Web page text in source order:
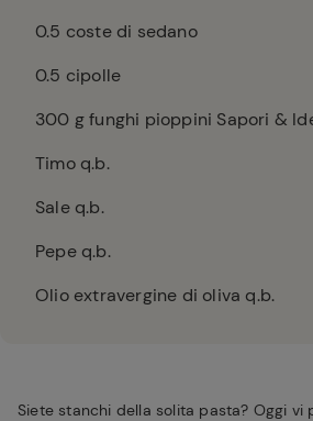
0.5 coste di sedano
0.5 cipolle
300 g funghi pioppini Sapori &
Timo q.b.
Sale q.b.
Pepe q.b.
Olio extravergine di oliva q.b.
Siete stanchi della solita pasta? Oggi